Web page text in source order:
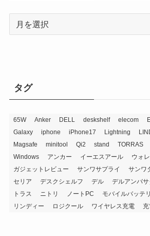
タグ
65W Anker DELL deskshelf elecom
Galaxy
iphone iPhone17 Lightning
Magsafe
minitool Qi2 stand TORRAS
Windows
アンカー イーエスアール ウォ
ガジェットレビュー
サンワサプライ サンワ
セリア
デスクシェルフ デル デルアンバサ
トラス
ニトリ ノートPC モバイルバッテ
リンディー
ロジクール ワイヤレス充電